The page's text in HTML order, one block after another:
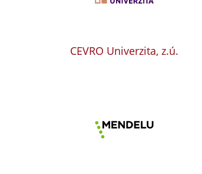
CEVRO Univerzita, z.ú.